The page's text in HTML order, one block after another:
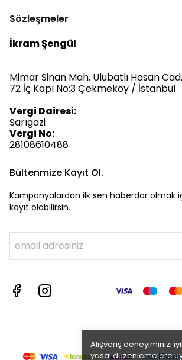
Alışveriş deneyiminizi
yasal düzenlemelere
Sözleşmeler
İkram Şengül
Mimar Sinan Mah. Ulubatlı Hasan
72 İç Kapı No:3 Çekmeköy / İstanbul
Vergi Dairesi:
Sarıgazi
Vergi No:
28108610488
Bültenmize Kayıt Ol.
Kampanyalardan ilk sen haberdar olmak
kayıt olabilirsin.